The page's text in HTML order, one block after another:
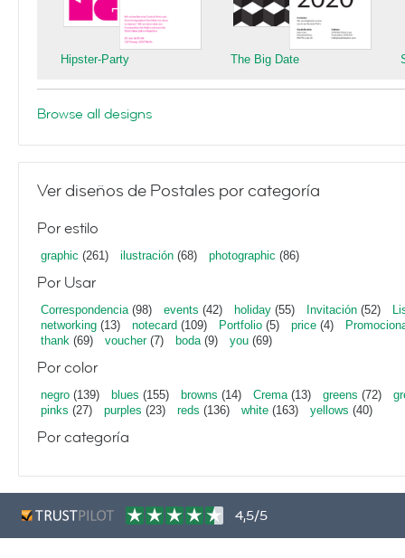
Hipster-Party The Big Date
Browse all designs
Ver diseños de Postales por categoría
Por estilo
graphic (261) ilustración (68) photographic (86)
Por Usar
Correspondencia(98) events (42) holiday (55) Invitación (52)
networking (13) notecard (109) Portfolio (5) price (4)
thank (69) voucher(7) boda(9) you (69)
Por color
negro (139) blues (155) browns (14) Crema(13) greens (72)
pinks (27) purples (23) reds (136) white (163) yellows (40)
Por categoría
4,5/5